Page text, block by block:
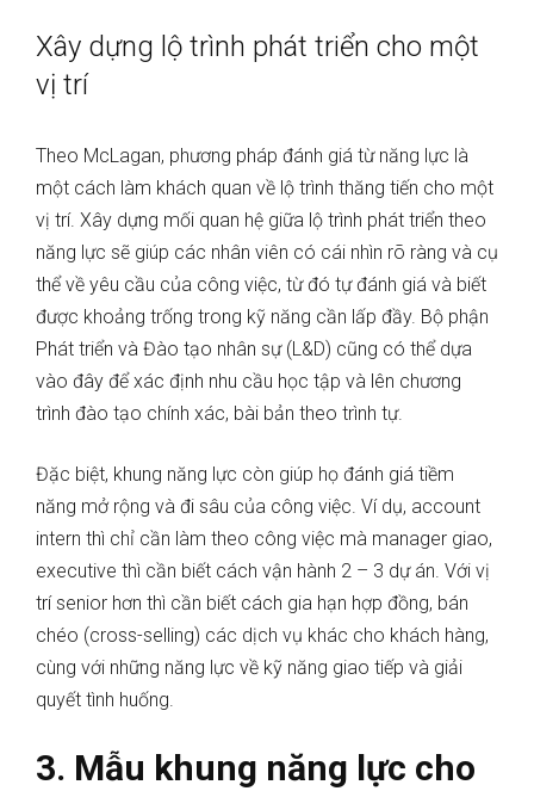
Xây dựng lộ trình phát triển cho một
vị trí
Theo McLagan, phương pháp đánh giá từ năng lực là
một cách làm khách quan về lộ trình thăng tiến cho một
vị trí. Xây dựng mối quan hệ giữa lộ trình phát triển theo
năng lực sẽ giúp các nhân viên có cái nhìn rõ ràng và cụ
thể về yêu cầu của công việc, từ đó tự đánh giá và biết
được khoảng trống trong kỹ năng cần lấp đầy. Bộ phận
Phát triển và Đào tạo nhân sự (L&D) cũng có thể dựa
vào đây để xác định nhu cầu học tập và lên chương
trình đào tạo chính xác, bài bản theo trình tự.
Đặc biệt, khung năng lực còn giúp họ đánh giá tiềm
năng mở rộng và đi sâu của công việc. Ví dụ, account
intern thì chỉ cần làm theo công việc mà manager giao,
executive thì cần biết cách vận hành 2 – 3 dự án. Với vị
trí senior hơn thì cần biết cách gia hạn hợp đồng, bán
chéo (cross-selling) các dịch vụ khác cho khách hàng,
cùng với những năng lực về kỹ năng giao tiếp và giải
quyết tình huống.
3. Mẫu khung năng lực cho